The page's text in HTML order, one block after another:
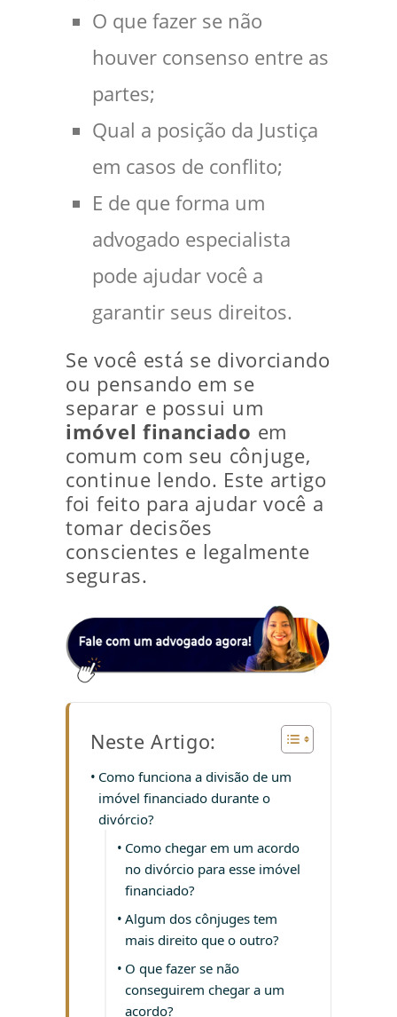
O que fazer se não
houver consenso entre as
partes;
Qual a posição da Justiça
em casos de conflito;
E de que forma um
advogado especialista
pode ajudar você a
garantir seus direitos.
Se você está se divorciando
ou pensando em se
separar e possui um
imóvel financiado em
comum com seu cônjuge,
continue lendo. Este artigo
foi feito para ajudar você a
tomar decisões
conscientes e legalmente
seguras.
Neste Artigo:
Como funciona a divisão de um
imóvel financiado durante o
divórcio?
Como chegar em um acordo
no divórcio para esse imóvel
financiado?
Algum dos cônjuges tem
mais direito que o outro?
O que fazer se não
conseguirem chegar a um
acordo?